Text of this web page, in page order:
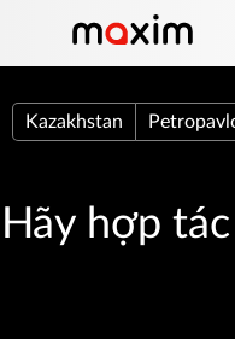
Kazakhstan
Hãy hợp